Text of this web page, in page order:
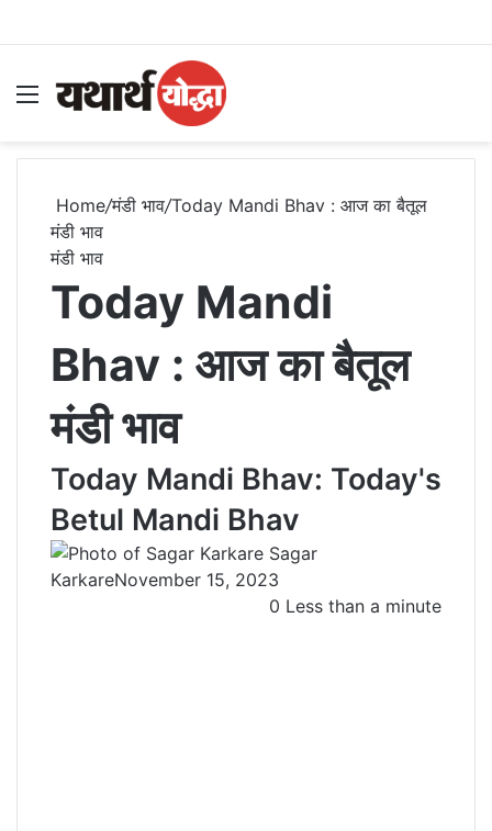
Menu
Home/मंडी भाव/Today Mandi Bhav : आज का बैतूल
मंडी भाव
मंडी भाव
Today Mandi
Bhav : आज का बैतूल
मंडी भाव
Today Mandi Bhav: Today's
Betul Mandi Bhav
Sagar
KarkareNovember 15, 2023
0 Less than a minute